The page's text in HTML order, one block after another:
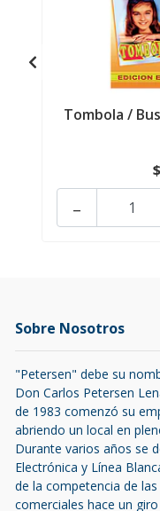
Tombola /
-
Sobre Nosotros
"Petersen" debe su
Don Carlos Petersen
de 1983 comenzó su
abriendo un local en
Durante varios años se
Electrónica y Línea
de la competencia de
comerciales hace un